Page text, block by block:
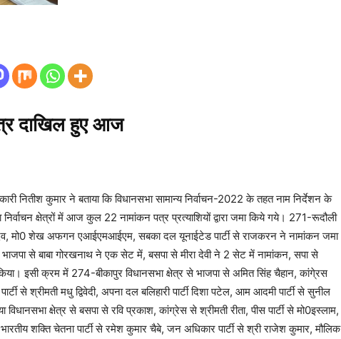
दाखिल हुए आज
नितीश कुमार ने बताया कि विधानसभा सामान्य निर्वाचन-2022 के तहत नाम निर्देशन के
क्षेत्रों में आज कुल 22 नामांकन पत्र प्रत्याशियों द्वारा जमा किये गये। 271-रूदौली
मो0 शेख अफगन एआईएमआईएम, सबका दल यूनाईटेड पार्टी से राजकरन ने नामांकन जमा
से बाबा गोरखनाथ ने एक सेट में, बसपा से मीरा देवी ने 2 सेट में नामांकन, सपा से
इसी क्रम में 274-बीकापुर विधानसभा क्षेत्र से भाजपा से अमित सिंह चैहान, कांगे्रस
से श्रीमती मधु द्विवेदी, अपना दल बलिहारी पार्टी दिशा पटेल, आम आदमी पार्टी से सुनील
क्षेत्र से बसपा से रवि प्रकाश, कांग्रेस से श्रीमती रीता, पीस पार्टी से मो0इस्लाम,
शक्ति चेतना पार्टी से रमेश कुमार चैबे, जन अधिकार पार्टी से श्री राजेश कुमार, मौलिक